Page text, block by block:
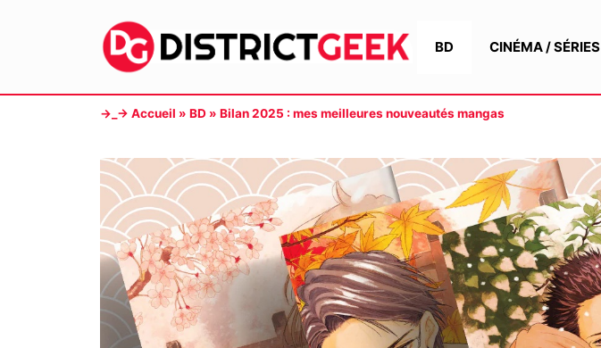
BD CINÉMA / SÉRIES
→_→ Accueil » BD » Bilan 2025 : mes meilleures nouveautés mangas